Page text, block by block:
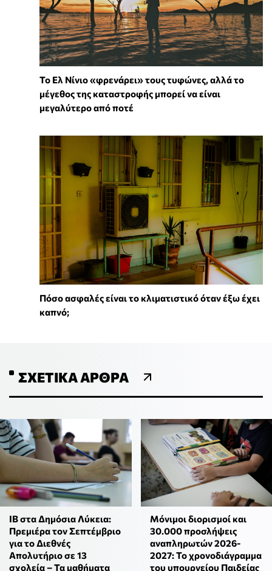
Το Ελ Νίνιο «φρενάρει» τους τυφώνες, αλλά το
μέγεθος της καταστροφής μπορεί να είναι
μεγαλύτερο από ποτέ
Πόσο ασφαλές είναι το κλιματιστικό όταν έξω έχει
καπνό;
ΣΧΕΤΙΚΆ ΆΡΘΡΑ
IB στα Δημόσια Λύκεια:
Πρεμιέρα τον Σεπτέμβριο
για το Διεθνές
Απολυτήριο σε 13
σχολεία – Τα μαθήματα
Μόνιμοι διορισμοί και
30.000 προσλήψεις
αναπληρωτών 2026-
2027: Το χρονοδιάγραμμα
του υπουργείου Παιδείας